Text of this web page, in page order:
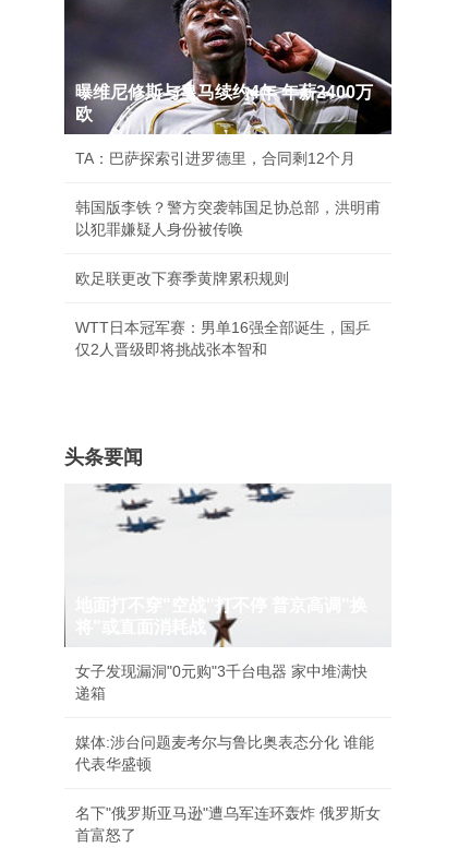
曝维尼修斯与皇马续约4年 年薪2400万
欧
TA：巴萨探索引进罗德里，合同剩12个月
韩国版李铁？警方突袭韩国足协总部，洪明甫
以犯罪嫌疑人身份被传唤
欧足联更改下赛季黄牌累积规则
WTT日本冠军赛：男单16强全部诞生，国乒
仅2人晋级即将挑战张本智和
头条要闻
地面打不穿"空战"打不停 普京高调"换
女子发现漏洞"0元购"3千台电器 家中堆满快
递箱
媒体:涉台问题麦考尔与鲁比奥表态分化 谁能
代表华盛顿
名下"俄罗斯亚马逊"遭乌军连环轰炸 俄罗斯女
首富怒了